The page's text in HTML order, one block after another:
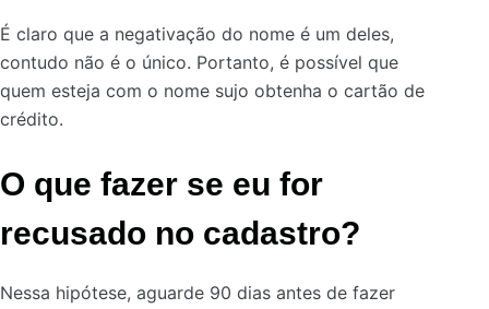
É claro que a negativação do nome é um deles,
contudo não é o único. Portanto, é possível que
quem esteja com o nome sujo obtenha o cartão de
crédito.
O que fazer se eu for
recusado no cadastro?
Nessa hipótese, aguarde 90 dias antes de fazer